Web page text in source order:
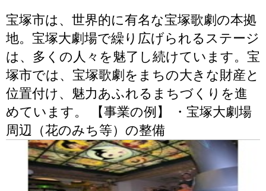
宝塚市は、世界的に有名な宝塚歌劇の本拠
地。宝塚大劇場で繰り広げられるステージ
は、多くの人々を魅了し続けています。宝
塚市では、宝塚歌劇をまちの大きな財産と
位置付け、魅力あふれるまちづくりを進
めています。 【事業の例】 ・宝塚大劇場
周辺（花のみち等）の整備